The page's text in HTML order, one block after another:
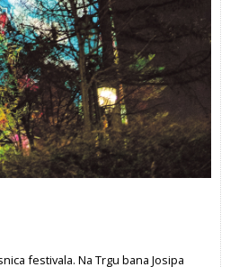
festivala. Na Trgu bana Josipa